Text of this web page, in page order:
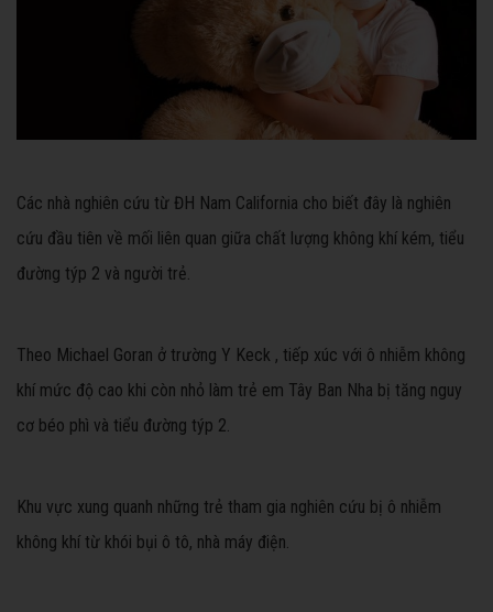
Các nhà nghiên cứu từ ĐH Nam California cho biết đây là nghiên
cứu đầu tiên về mối liên quan giữa chất lượng không khí kém, tiểu
đường týp 2 và người trẻ.
Theo Michael Goran ở trường Y Keck , tiếp xúc với ô nhiễm không
khí mức độ cao khi còn nhỏ làm trẻ em Tây Ban Nha bị tăng nguy
cơ béo phì và tiểu đường týp 2.
Khu vực xung quanh những trẻ tham gia nghiên cứu bị ô nhiễm
không khí từ khói bụi ô tô, nhà máy điện.